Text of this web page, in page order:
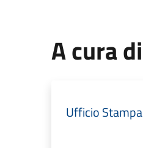
A cura di
Ufficio Stampa